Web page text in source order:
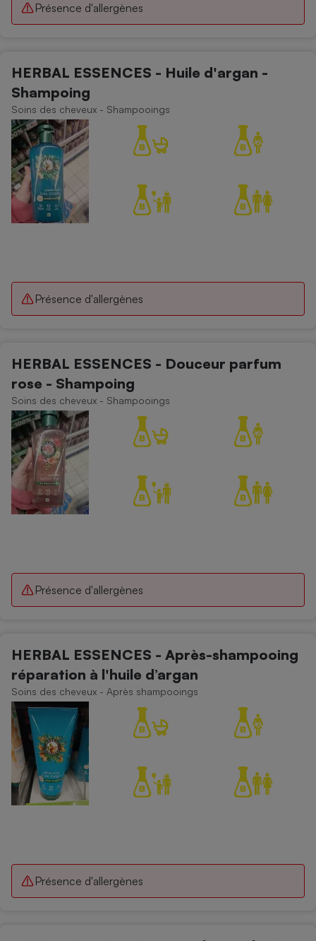
Présence d'allergènes
HERBAL ESSENCES - Huile d'argan -
Shampoing
Soins des cheveux - Shampooings
Présence d'allergènes
HERBAL ESSENCES - Douceur parfum
rose - Shampoing
Soins des cheveux - Shampooings
Présence d'allergènes
HERBAL ESSENCES - Après-shampooing
réparation à l'huile d’argan
Soins des cheveux - Après shampooings
Présence d'allergènes